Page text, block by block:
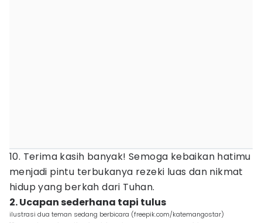
10. Terima kasih banyak! Semoga kebaikan hatimu
menjadi pintu terbukanya rezeki luas dan nikmat
hidup yang berkah dari Tuhan.
2. Ucapan sederhana tapi tulus
ilustrasi dua teman sedang berbicara (freepik.com/katemangostar)